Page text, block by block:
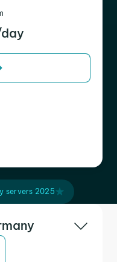
servers 2025